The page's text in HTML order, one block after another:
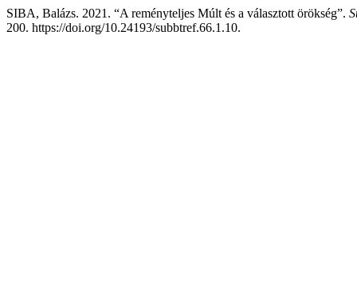
SIBA, Balázs. 2021. “A reményteljes Múlt és a választott örökség”.
200. https://doi.org/10.24193/subbtref.66.1.10.